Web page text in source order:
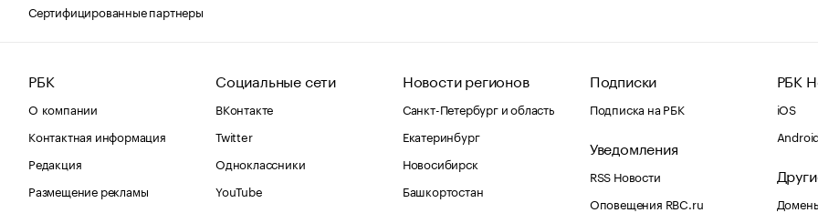
Сертифицированные партнеры
РБК
О компании
Контактная информация
Редакция
Размещение рекламы
Социальные сети
ВКонтакте
Twitter
Одноклассники
YouTube
Новости регионов
Санкт-Петербург и область
Екатеринбург
Новосибирск
Башкортостан
Подписки
Подписка на РБК
Уведомления
RSS Новости
Оповещения RBC.ru
РБК
iOS